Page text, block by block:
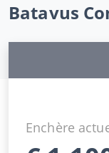
Batavus
Enchère